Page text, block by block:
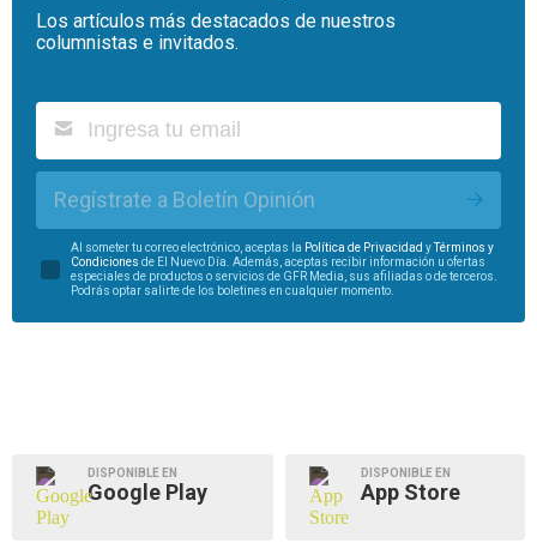
Los artículos más destacados de nuestros
columnistas e invitados.
Regístrate a Boletín Opinión
Al someter tu correo electrónico, aceptas la Política de Privacidad yTérminos y
Condiciones de El Nuevo Día. Además, aceptas recibir información u ofertas
especiales de productos o servicios de GFR Media, sus afiliadas o de terceros.
Podrás optar salirte de los boletines en cualquier momento.
DISPONIBLE EN
Google Play
DISPONIBLE EN
App Store